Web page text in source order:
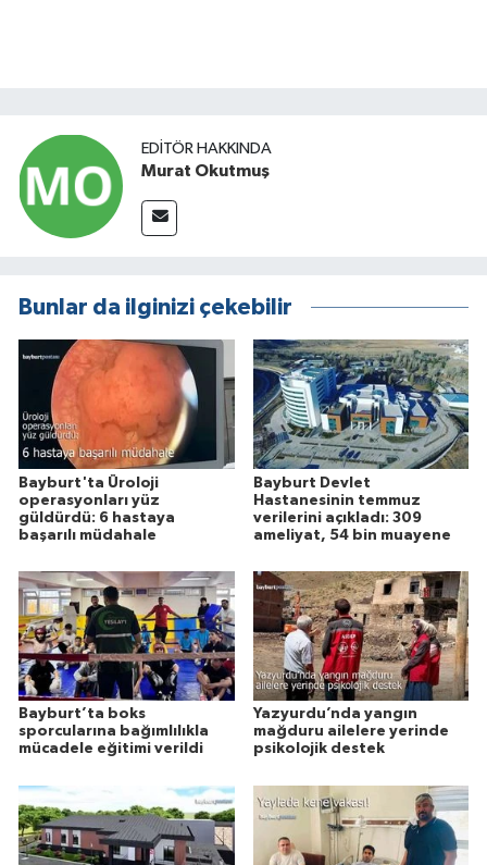
EDITÖR HAKKINDA
Murat Okutmuş
Bunlar da ilginizi çekebilir
Bayburt'ta Üroloji
operasyonları yüz
güldürdü: 6 hastaya
başarılı müdahale
Bayburt Devlet
Hastanesinin temmuz
verilerini açıkladı: 309
ameliyat, 54 bin muayene
Bayburt’ta boks
sporcularına bağımlılıkla
mücadele eğitimi verildi
Yazyurdu’nda yangın
mağduru ailelere yerinde
psikolojik destek